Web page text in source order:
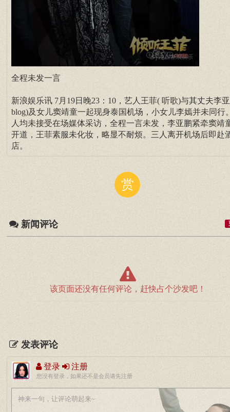
全程未发一言
新浪娱乐讯 7月19日晚23：10，艺人王菲( 听歌)与其丈夫李
blog)及女儿窦靖童一起现身泰国机场，小女儿李嫣并未同行
人均未接受在场媒体采访，全程一言未发，李亚鹏紧牵窦靖
开道，王菲素服未化妆，略显不耐烦。三人离开机场后即赴
店。
赏
新闻评论
该页面还没有任何评论，赶快占个沙发吧！
发表评论
登录 注册
您没有登录，如果还不是会员请先注册